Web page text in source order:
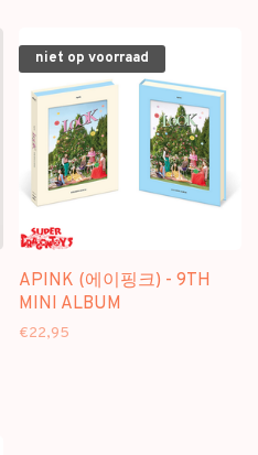
niet op voorraad
APINK (에이핑크) - 9TH
MINI ALBUM
€22,95